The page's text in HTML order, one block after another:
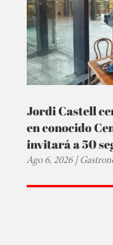
Jordi Castell
en conocido
invitará a 50
Ago 6, 2026|